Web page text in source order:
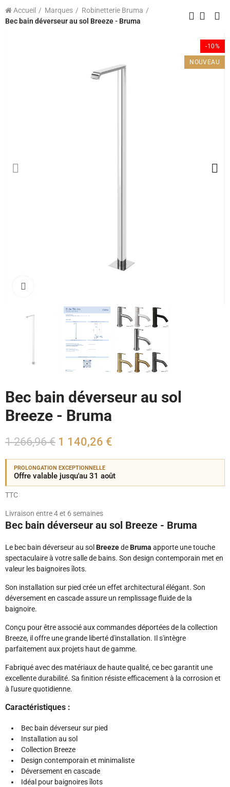
Accueil Marques
Robinetterie Bruma
Bec bain déverseur au sol Breeze - Bruma
-10%
NOUVEAU
Bec bain déverseur au sol
Breeze - Bruma
1 266,96 € 1 140,26 €
PROLONGATION EXCEPTIONNELLE
Offre valable jusqu'au 31 août
TTC
Livraison entre 4 et 6 semaines
Bec bain déverseur au sol Breeze - Bruma
Le bec bain déverseur au sol BreezedeBruma apporte une touche
spectaculaire à votre salle de bains. Son design contemporain met en
valeur les baignoires îlots.
Son installation sur pied crée un effet architectural élégant. Son
déversement en cascade assure un remplissage fluide de la
baignoire.
Conçu pour être associé aux commandes déportées de la collection
Breeze, il offre une grande liberté d'installation. Il s'intègre
parfaitement aux projets haut de gamme.
Fabriqué avec des matériaux de haute qualité, ce bec garantit une
excellente durabilité. Sa finition résiste efficacement à la corrosion et
à l'usure quotidienne.
Caractéristiques :
Bec bain déverseur sur pied
Installation au sol
Collection Breeze
Design contemporain et minimaliste
Déversement en cascade
Idéal pour baignoires îlots